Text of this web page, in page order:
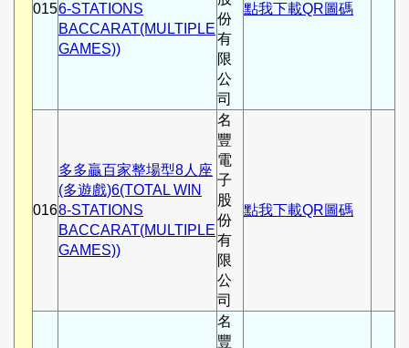
0156-STATIONS
BACCARAT(MULTIPLE
GAMES))
份
有
限
公
司
點我下載QR圖碼
016
多多贏百家整場型8人座
(多遊戲)6(TOTAL WIN
8-STATIONS
BACCARAT(MULTIPLE
GAMES))
名
豐
電
子
股
份
有
限
公
司
點我下載QR圖碼
名
豐